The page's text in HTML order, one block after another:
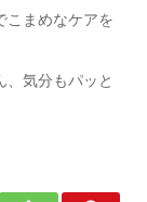
こまめなケアを
、気分もパッと